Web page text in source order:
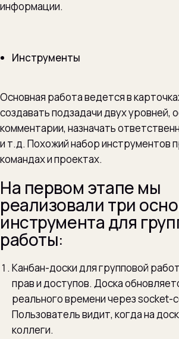
информации.
Инструменты
Основная работа ведется в
создавать подзадачи двух уровней,
комментарии, назначать
и т.д. Похожий набор инструментов
командах и проектах.
На первом этапе мы
реализовали три
инструмента для
работы:
Канбан-доски для групповой
прав и доступов. Доска
реального времени через socket-
Пользователь видит, когда на
коллеги.